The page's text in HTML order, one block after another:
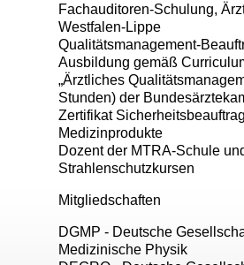
Fachauditoren-Schulung,
Westfalen-Lippe
Qualitätsmanagement-
Ausbildung gemäß
„Ärztliches
Stunden) der
Zertifikat
Medizinprodukte
Dozent der MTRA-Schule
Strahlenschutzkursen
Mitgliedschaften
DGMP - Deutsche
Medizinische Physik